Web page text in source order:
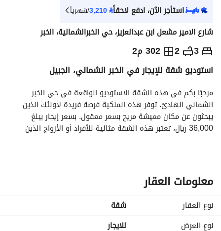
استأجر الآن، ادفع لاحقاً⃁
3,210/شهرياً
شارع الامير مشعل ابن عبدالعزيز، حي الخبرالشمالية، الخبر
3
2 302 م2 ⃁
36,000سنوياً
الإعلان الاماكن القريبة
استوديو شقة للإيجار في الخبر الشمالي، الجبيل
- **النوع:** شقة استوديو
- **الغرض:** للإيجار
- **الموقع:** الخبر الشمالي، الجبيل
- **السعر:** 36,000 ريال في السنة
- **الأثاث:** غير مفروش
معلومات العقار
نوع العقار
شقة
نوع العرض
للايجار